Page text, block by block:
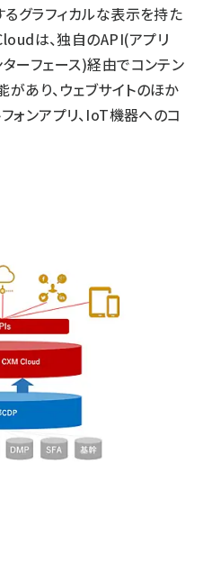
グラフィカルな表示を持た
は、独自のAPI(アプリ
ーフェース)経由でコンテン
あり、ウェブサイトのほか
ォンアプリ、IoT機器へのコ